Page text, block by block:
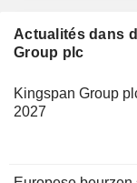
Actualités dans
Group plc
Kingspan Group
2027